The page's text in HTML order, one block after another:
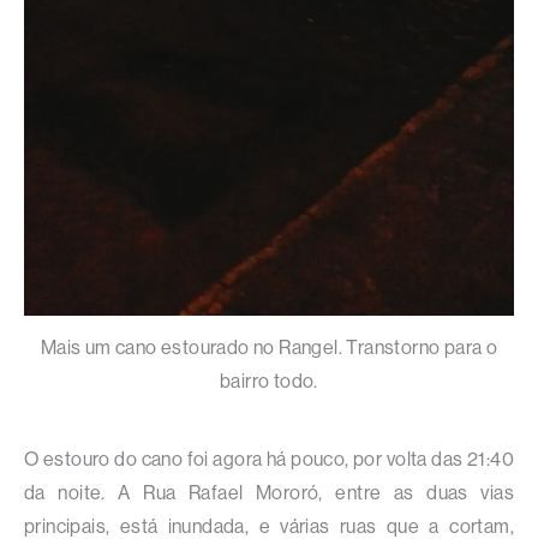
Mais um cano estourado no Rangel. Transtorno para o
bairro todo.
O estouro do cano foi agora há pouco, por volta das 21:40
da noite. A Rua Rafael Mororó, entre as duas vias
principais, está inundada, e várias ruas que a cortam,